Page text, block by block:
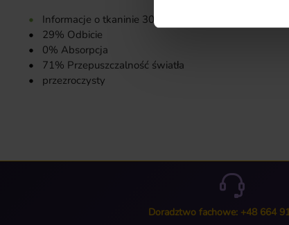
•
Informacje o tkaninie 3032:
•
29% Odbicie
•
0% Absorpcja
•
71% Przepuszczalność światła
•
przezroczysty
Doradztwo fachowe: +48 664